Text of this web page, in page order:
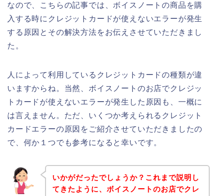
なので、こちらの記事では、ボイスノートの商品を購
入する時にクレジットカードが使えないエラーが発生
する原因とその解決方法をお伝えさせていただきまし
た。
人によって利用しているクレジットカードの種類が違
いますからね。当然、ボイスノートのお店でクレジッ
トカードが使えないエラーが発生した原因も、一概に
は言えません。ただ、いくつか考えられるクレジット
カードエラーの原因をご紹介させていただきましたの
で、何か１つでも参考になると幸いです。
いかがだったでしょうか？これまで説明し
てきたように、ボイスノートのお店でクレ